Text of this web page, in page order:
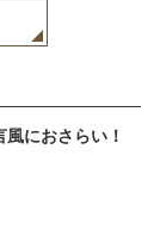
風におさらい！